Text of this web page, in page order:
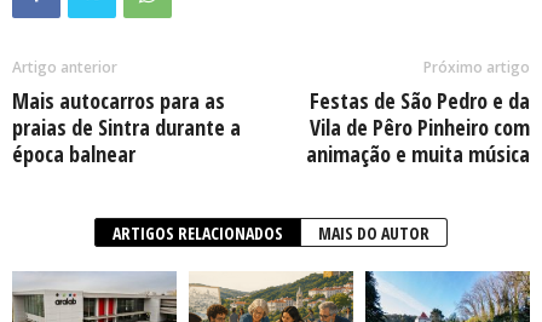
Artigo anterior
Mais autocarros para as
praias de Sintra durante a
época balnear
Próximo artigo
Festas de São Pedro e da
Vila de Pêro Pinheiro com
animação e muita música
ARTIGOS RELACIONADOS MAIS DO AUTOR